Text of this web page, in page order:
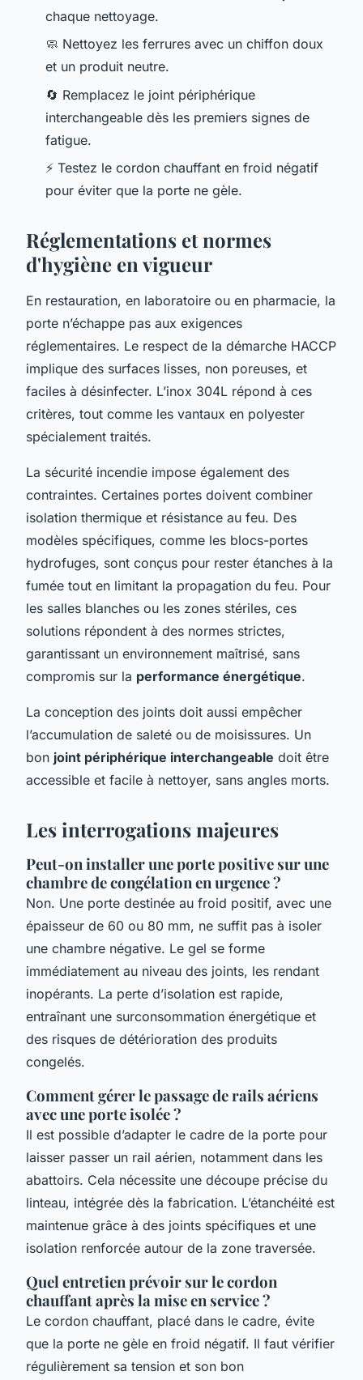
chaque nettoyage.
🧼 Nettoyez les ferrures avec un chiffon doux
et un produit neutre.
🔄 Remplacez le joint périphérique
interchangeable dès les premiers signes de
fatigue.
⚡ Testez le cordon chauffant en froid négatif
pour éviter que la porte ne gèle.
Réglementations et normes
d'hygiène en vigueur
En restauration, en laboratoire ou en pharmacie, la
porte n’échappe pas aux exigences
réglementaires. Le respect de la démarche HACCP
implique des surfaces lisses, non poreuses, et
faciles à désinfecter. L’inox 304L répond à ces
critères, tout comme les vantaux en polyester
spécialement traités.
La sécurité incendie impose également des
contraintes. Certaines portes doivent combiner
isolation thermique et résistance au feu. Des
modèles spécifiques, comme les blocs-portes
hydrofuges, sont conçus pour rester étanches à la
fumée tout en limitant la propagation du feu. Pour
les salles blanches ou les zones stériles, ces
solutions répondent à des normes strictes,
garantissant un environnement maîtrisé, sans
compromis sur la performance énergétique.
La conception des joints doit aussi empêcher
l’accumulation de saleté ou de moisissures. Un
bon joint périphérique interchangeable doit être
accessible et facile à nettoyer, sans angles morts.
Les interrogations majeures
Peut-on installer une porte positive sur une
chambre de congélation en urgence ?
Non. Une porte destinée au froid positif, avec une
épaisseur de 60 ou 80 mm, ne suffit pas à isoler
une chambre négative. Le gel se forme
immédiatement au niveau des joints, les rendant
inopérants. La perte d’isolation est rapide,
entraînant une surconsommation énergétique et
des risques de détérioration des produits
congelés.
Comment gérer le passage de rails aériens
avec une porte isolée ?
Il est possible d’adapter le cadre de la porte pour
laisser passer un rail aérien, notamment dans les
abattoirs. Cela nécessite une découpe précise du
linteau, intégrée dès la fabrication. L’étanchéité est
maintenue grâce à des joints spécifiques et une
isolation renforcée autour de la zone traversée.
Quel entretien prévoir sur le cordon
chauffant après la mise en service ?
Le cordon chauffant, placé dans le cadre, évite
que la porte ne gèle en froid négatif. Il faut vérifier
régulièrement sa tension et son bon